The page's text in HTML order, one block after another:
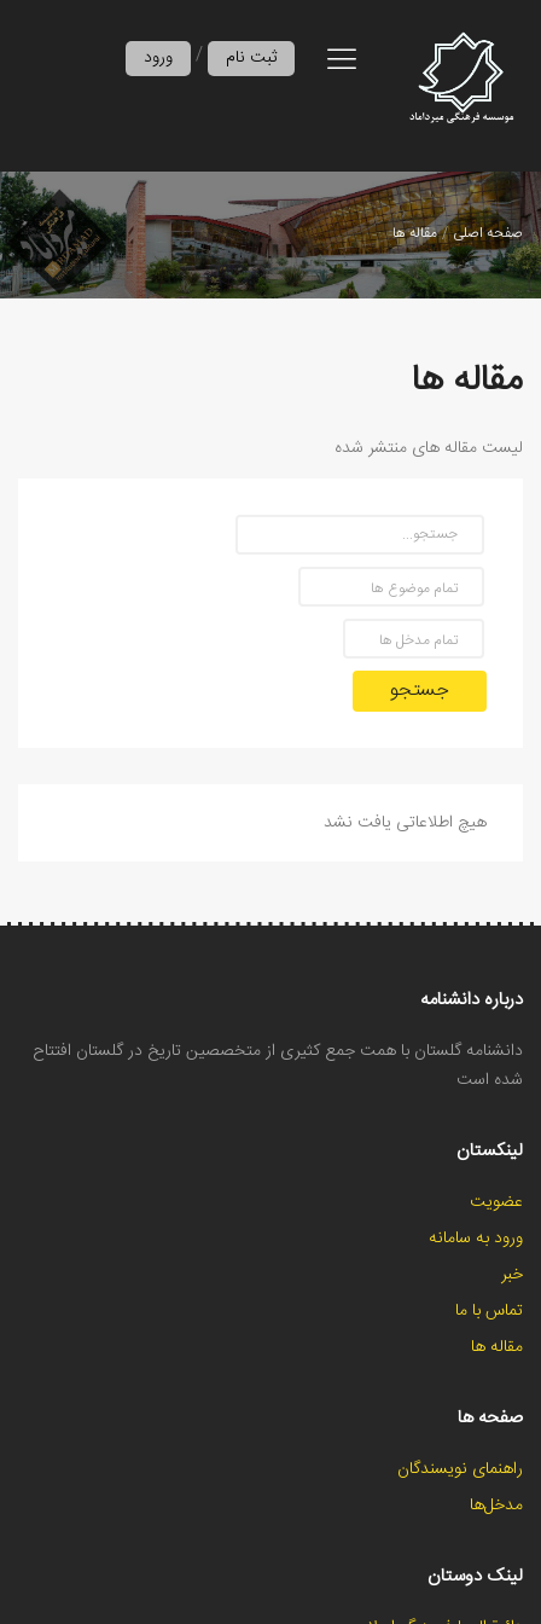
ورود / ثبت نام
صفحه اصلی مقاله ها
مقاله ها
لیست مقاله های منتشر شده
جستجو
هیچ اطلاعاتی یافت نشد
درباره دانشنامه
دانشنامه گلستان با همت جمع کثیری از متخصصین تاریخ در گلستان افتتاح
شده است
لینکستان
عضویت
ورود به سامانه
خبر
تماس با ما
مقاله ها
صفحه ها
راهنمای نویسندگان
مدخل‌ها
لینک دوستان